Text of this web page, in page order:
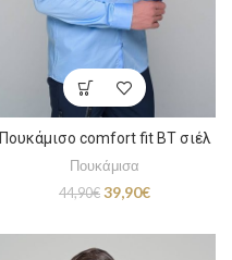
Πουκάμισο comfort fit BT σιέλ
Πουκάμισα
44,90€ Original
was:
44,90€.
39,90€Η
τιμή